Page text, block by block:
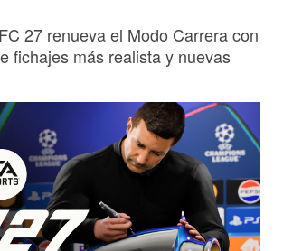
27 renueva el Modo Carrera con
fichajes más realista y nuevas